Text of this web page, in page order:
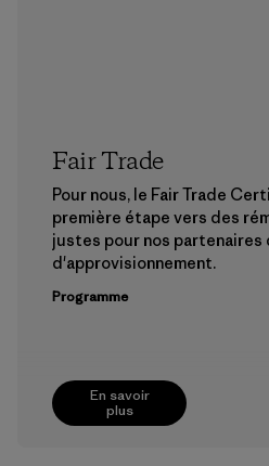
En savoir
plus
Fair Trade
Pour nous, le Fair Trade
première étape vers des
justes pour nos partenaires
d'approvisionnement.
Programme